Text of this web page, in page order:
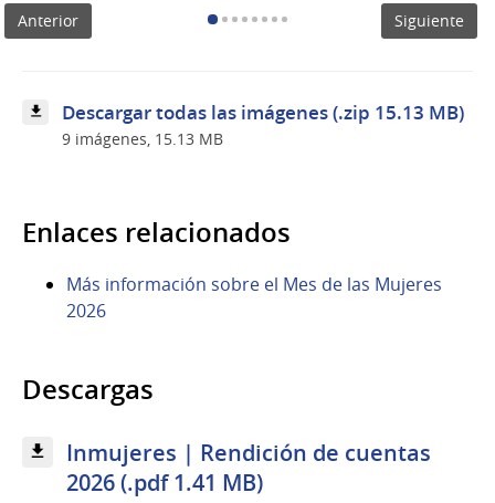
durante
el
acto
del
8
Marzo
Anterior Siguiente
Descargar todas las imágenes (.zip 15.13 MB)
9 imágenes, 15.13 MB
Enlaces relacionados
Más información sobre el Mes de las Mujeres
2026
Descargas
Inmujeres | Rendición de cuentas
2026 (.pdf 1.41 MB)